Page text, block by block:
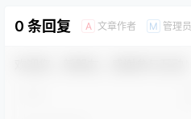
0 条回复 A 文章作者 M 管理员